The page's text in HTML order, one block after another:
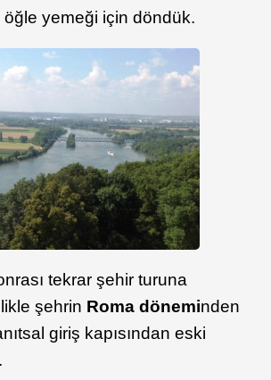
yemeği için döndük.
tekrar şehir turuna
şehrin Roma döneminden
giriş kapısından eski